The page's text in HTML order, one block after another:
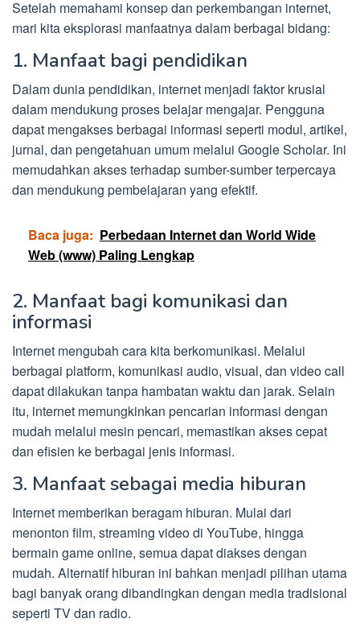
Setelah memahami konsep dan perkembangan internet,
mari kita eksplorasi manfaatnya dalam berbagai bidang:
1. Manfaat bagi pendidikan
Dalam dunia pendidikan, internet menjadi faktor krusial
dalam mendukung proses belajar mengajar. Pengguna
dapat mengakses berbagai informasi seperti modul, artikel,
jurnal, dan pengetahuan umum melalui Google Scholar. Ini
memudahkan akses terhadap sumber-sumber terpercaya
dan mendukung pembelajaran yang efektif.
Baca juga: Perbedaan Internet dan World Wide
Web (www) Paling Lengkap
2. Manfaat bagi komunikasi dan
informasi
Internet mengubah cara kita berkomunikasi. Melalui
berbagai platform, komunikasi audio, visual, dan video call
dapat dilakukan tanpa hambatan waktu dan jarak. Selain
itu, internet memungkinkan pencarian informasi dengan
mudah melalui mesin pencari, memastikan akses cepat
dan efisien ke berbagai jenis informasi.
3. Manfaat sebagai media hiburan
Internet memberikan beragam hiburan. Mulai dari
menonton film, streaming video di YouTube, hingga
bermain game online, semua dapat diakses dengan
mudah. Alternatif hiburan ini bahkan menjadi pilihan utama
bagi banyak orang dibandingkan dengan media tradisional
seperti TV dan radio.